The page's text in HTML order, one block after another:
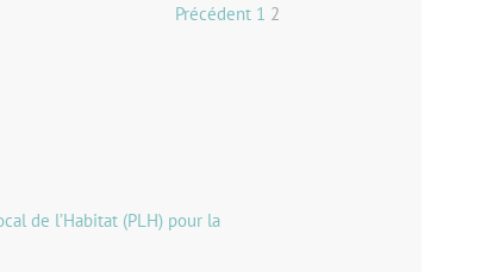
Précédent 1 2
de l’Habitat (PLH) pour la